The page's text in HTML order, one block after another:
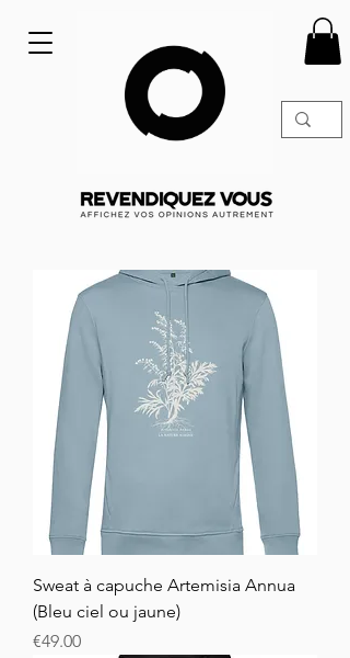
Sweat à capuche Artemisia Annua
(Bleu ciel ou jaune)
Price
€49.00